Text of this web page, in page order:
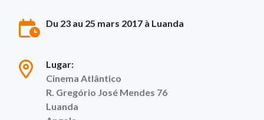
Du 23 au 25 mars 2017 à Luanda
Lugar:
Cinema Atlântico
R. Gregório José Mendes 76
Luanda